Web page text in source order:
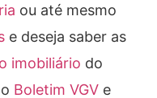
ou até mesmo
e deseja saber as
imobiliário do
Boletim VGV e